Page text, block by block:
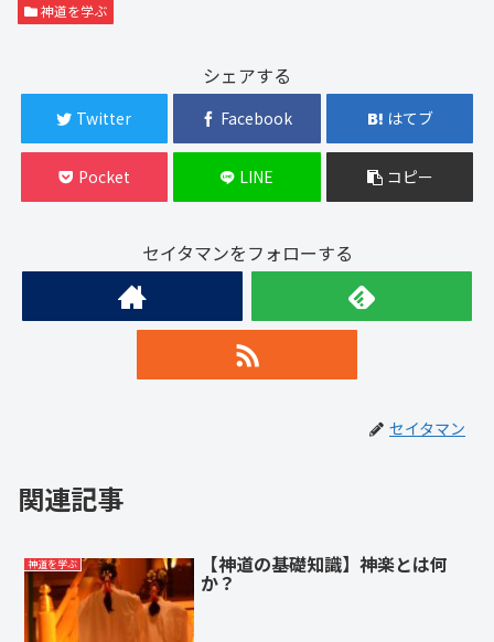
神道を学ぶ
シェアする
Twitter Facebook はてブ
Pocket LINE コピー
セイタマンをフォローする
セイタマン
関連記事
神道を学ぶ 【神道の基礎知識】神楽とは何
か？